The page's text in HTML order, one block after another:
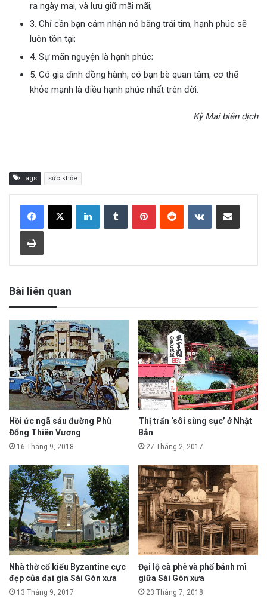
ra ngày mai, và lưu giữ mãi mãi;
3. Chỉ cần bạn cảm nhận nó bằng trái tim, hạnh phúc sẽ
luôn tồn tại;
4. Sự mãn nguyện là hạnh phúc;
5. Có gia đình đồng hành, có bạn bè quan tâm, cơ thể
khỏe mạnh là điều hạnh phúc nhất trên đời.
Kỳ Mai biên dịch
Tags sức khỏe
Bài liên quan
Hồi ức ngã sáu đường Phù
Đổng Thiên Vương
16 Tháng 9, 2018
Thị trấn ‘sôi sùng sục’ ở Nhật
Bản
27 Tháng 2, 2017
Nhà thờ cổ kiểu Byzantine cực
đẹp của đại gia Sài Gòn xưa
13 Tháng 9, 2017
Đại lộ cà phê và phố bánh mì
giữa Sài Gòn xưa
23 Tháng 7, 2018